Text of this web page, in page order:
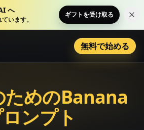
へ
います。
ギフトを受け取る こ
無料で始める
ためのBanana
ンプト